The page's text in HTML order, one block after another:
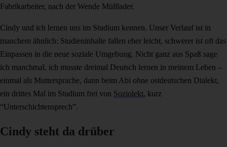
Fabrikarbeiter, nach der Wende Mülllader.
Cindy und ich lernen uns im Studium kennen. Unser Verlauf ist in
manchem ähnlich: Studieninhalte fallen eher leicht, schwerer ist oft das
Einpassen in die neue soziale Umgebung. Nicht ganz aus Spaß sage
ich manchmal, ich musste dreimal Deutsch lernen in meinem Leben –
einmal als Muttersprache, dann beim Abi ohne ostdeutschen Dialekt,
ein drittes Mal im Studium frei von Soziolekt, kurz
“Unterschichtensprech”.
Cindy steht da drüber